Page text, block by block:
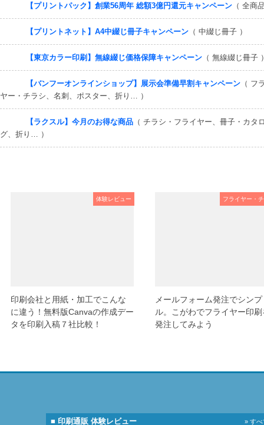
【プリントパック】創業56周年 総額3億円還元キャンペーン （ 全商
【プリントネット】A4中綴じ冊子キャンペーン （ 中綴じ冊子 ）
【東京カラー印刷】無線綴じ価格保障キャンペーン （ 無線綴じ冊子
【バンフーオンラインショップ】展示会準備早割キャンペーン （ フ
ヤー・チラシ、名刺、ポスター、折り… ）
【ラクスル】今月のお得な商品 （ チラシ・フライヤー、冊子・カタ
グ、折り… ）
体験レビュー
印刷会社と用紙・加工でこんな
に違う！無料版Canvaの作成デー
タを印刷入稿７社比較！
フライヤー・
メールフォーム発注でシンプ
ル。こがわでフライヤー印刷
発注してみよう
■ 印刷通販 体験レビュー » す